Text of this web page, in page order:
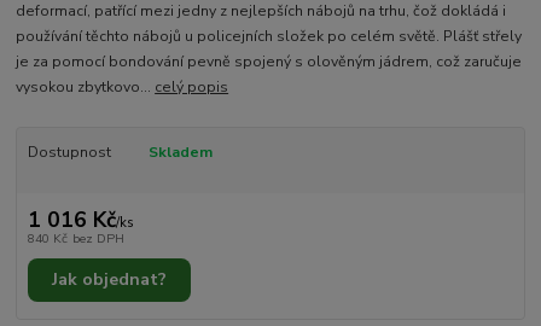
deformací, patřící mezi jedny z nejlepších nábojů na trhu, čož dokládá i
používání těchto nábojů u policejních složek po celém světě. Plášť střely
je za pomocí bondování pevně spojený s olověným jádrem, což zaručuje
vysokou zbytkovo... celý popis
Dostupnost Skladem
1 016 Kč/ks
840 Kč bez DPH
Jak objednat?